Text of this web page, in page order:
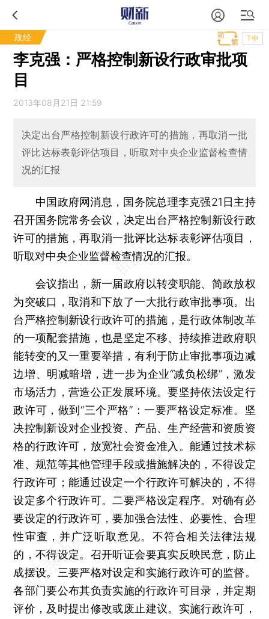
政经 T中
李克强：严格控制新设行政审批项
目
2013年08月21日 21:59
决定出台严格控制新设行政许可的措施，再取消一批
评比达标表彰评估项目，听取对中央企业监督检查情
况的汇报
中国政府网消息，国务院总理李克强21日主持
召开国务院常务会议，决定出台严格控制新设行政
许可的措施，再取消一批评比达标表彰评估项目，
听取对中央企业监督检查情况的汇报。
会议指出，新一届政府以转变职能、简政放权
为突破口，取消和下放了一大批行政审批事项。出
台严格控制新设行政许可的措施，是行政体制改革
的一项配套措施，也是坚定不移、持续推进政府职
能转变的又一重要举措，有利于防止审批事项边减
边增、明减暗增，进一步为企业“减负松绑”，激发
市场活力，营造公正发展环境。要坚持依法设定行
政许可，做到“三个严格”：一要严格设定标准。坚
决控制新设对企业投资、产品、生产经营和资质资
格的行政许可，放宽社会资金准入。能通过技术标
准、规范等其他管理手段或措施解决的，不得设定
行政许可；能通过设定一个行政许可解决的，不得
设定多个行政许可。二要严格设定程序。对确有必
要设定的行政许可，要加强合法性、必要性、合理
性审查，并广泛听取意见。不符合相关法律法规
的，不得设定。召开听证会要真实反映民意，防止
成摆设。三要严格对设定和实施行政许可的监督。
各部门要公布其负责实施的行政许可目录，并定期
评价，及时提出修改或废止建议。实施行政许可，